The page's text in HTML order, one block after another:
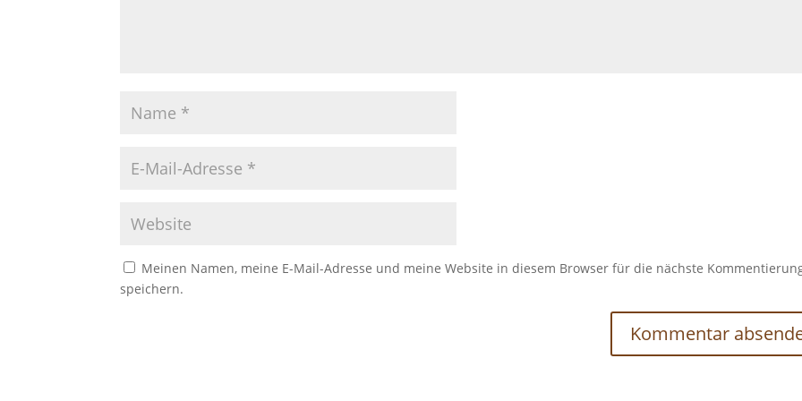
Meinen Namen, meine E-Mail-Adresse und meine Website in diesem Browser für die nächste
speichern.